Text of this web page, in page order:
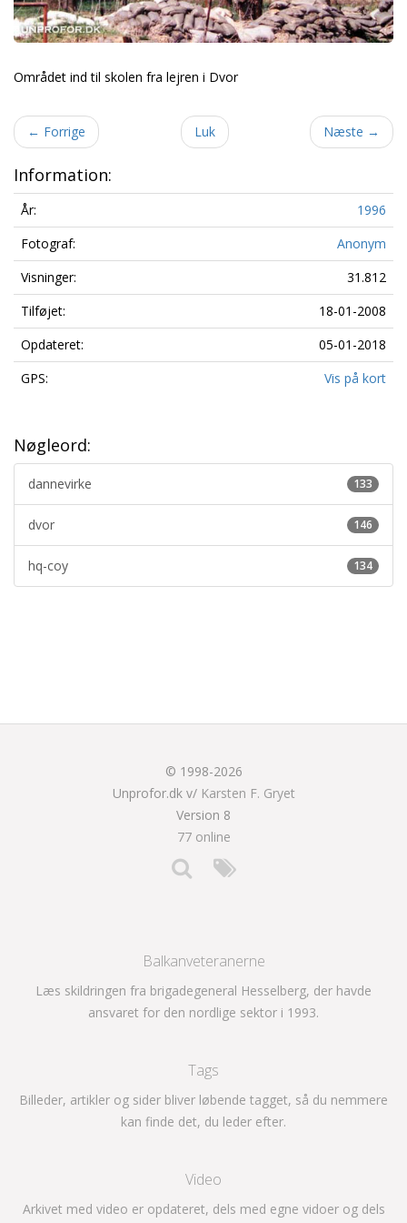
Området ind til skolen fra lejren i Dvor
← Forrige Luk Næste →
Information:
År:
1996
Fotograf:
Anonym
Visninger:
31.812
Tilføjet:
18-01-2008
Opdateret:
05-01-2018
GPS:
Vis på kort
Nøgleord:
133
dannevirke
146
dvor
134
hq-coy
© 1998-2026
Unprofor.dk v/ Karsten F. Gryet
Version 8
77 online
Balkanveteranerne
Læs skildringen fra brigadegeneral Hesselberg, der havde
ansvaret for den nordlige sektor i 1993.
Tags
Billeder, artikler og sider bliver løbende tagget, så du nemmere
kan finde det, du leder efter.
Video
Arkivet med video er opdateret, dels med egne vidoer og dels